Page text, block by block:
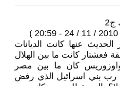
الحديث عنها كانت الديانات
فعشتار كانت ما بين الهلال
واوزوريس كان ما بين مصر
رب بني اسرائيل الذي رفض